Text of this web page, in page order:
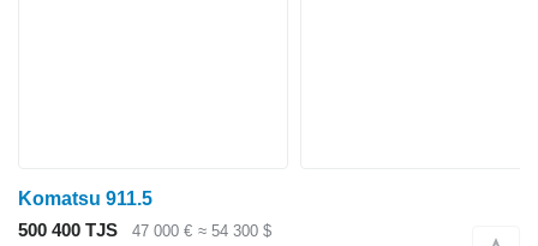
Komatsu 911.5
500 400 TJS
47 000 € ≈ 54 300 $